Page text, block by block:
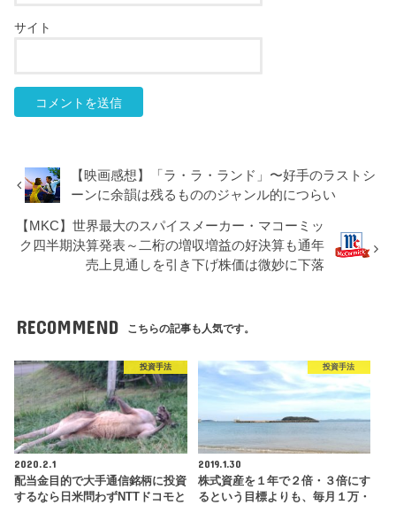
サイト
【映画感想】「ラ・ラ・ランド」〜好手のラストシ
ーンに余韻は残るもののジャンル的につらい
【MKC】世界最大のスパイスメーカー・マコーミッ
ク四半期決算発表～二桁の増収増益の好決算も通年
売上見通しを引き下げ株価は微妙に下落
RECOMMEND こちらの記事も人気です。
投資手法
2020.2.1
配当金目的で大手通信銘柄に投資
するなら日米問わずNTTドコモと
投資手法
2019.1.30
株式資産を１年で２倍・３倍にす
るという目標よりも、毎月１万・